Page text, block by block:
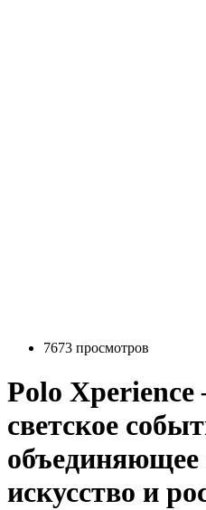
7673 просмотров
Polo
светское
объединяющее
искусство и